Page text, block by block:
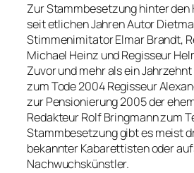
Zur Stammbesetzung hinter den
seit etlichen Jahren Autor
Stimmenimitator Elmar Brandt,
Michael Heinz und Regisseur
Zuvor und mehr als ein
zum Tode 2004 Regisseur
zur Pensionierung 2005 der
Redakteur Rolf Bringmann zum
Stammbesetzung gibt es meist
bekannter Kabarettisten oder
Nachwuchskünstler.